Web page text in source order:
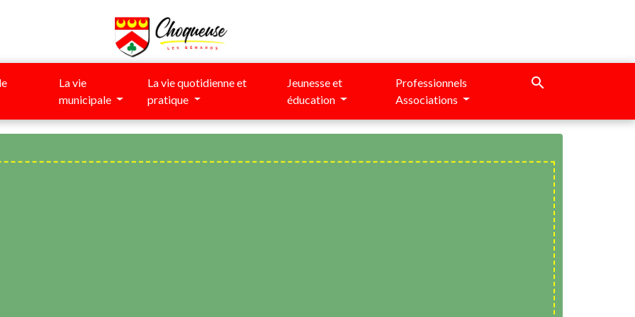
La vie
municipale
La vie quotidienne et
pratique
Jeunesse et
éducation
Professionnels
Associations
search